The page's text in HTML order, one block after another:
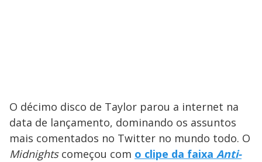
O décimo disco de Taylor parou a internet na
data de lançamento, dominando os assuntos
mais comentados no Twitter no mundo todo. O
Midnightscomeçou com o clipe da faixa Anti-